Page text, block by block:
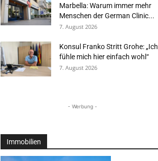
Marbella: Warum immer mehr
Menschen der German Clinic...
7. August 2026
Konsul Franko Stritt Grohe: „Ich
fühle mich hier einfach wohl“
7. August 2026
- Werbung -
Immobilien